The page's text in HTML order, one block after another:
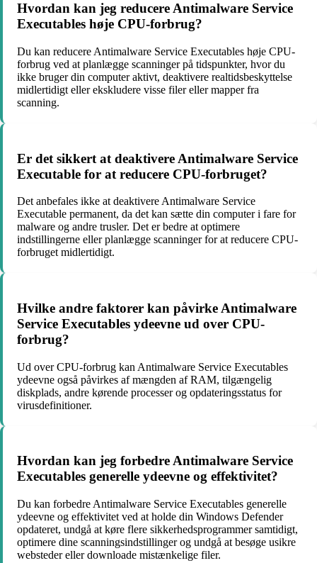
Hvordan kan jeg reducere Antimalware Service
Executables høje CPU-forbrug?
Du kan reducere Antimalware Service Executables høje CPU-
forbrug ved at planlægge scanninger på tidspunkter, hvor du
ikke bruger din computer aktivt, deaktivere realtidsbeskyttelse
midlertidigt eller ekskludere visse filer eller mapper fra
scanning.
Er det sikkert at deaktivere Antimalware Service
Executable for at reducere CPU-forbruget?
Det anbefales ikke at deaktivere Antimalware Service
Executable permanent, da det kan sætte din computer i fare for
malware og andre trusler. Det er bedre at optimere
indstillingerne eller planlægge scanninger for at reducere CPU-
forbruget midlertidigt.
Hvilke andre faktorer kan påvirke Antimalware
Service Executables ydeevne ud over CPU-
forbrug?
Ud over CPU-forbrug kan Antimalware Service Executables
ydeevne også påvirkes af mængden af RAM, tilgængelig
diskplads, andre kørende processer og opdateringsstatus for
virusdefinitioner.
Hvordan kan jeg forbedre Antimalware Service
Executables generelle ydeevne og effektivitet?
Du kan forbedre Antimalware Service Executables generelle
ydeevne og effektivitet ved at holde din Windows Defender
opdateret, undgå at køre flere sikkerhedsprogrammer samtidigt,
optimere dine scanningsindstillinger og undgå at besøge usikre
websteder eller downloade mistænkelige filer.